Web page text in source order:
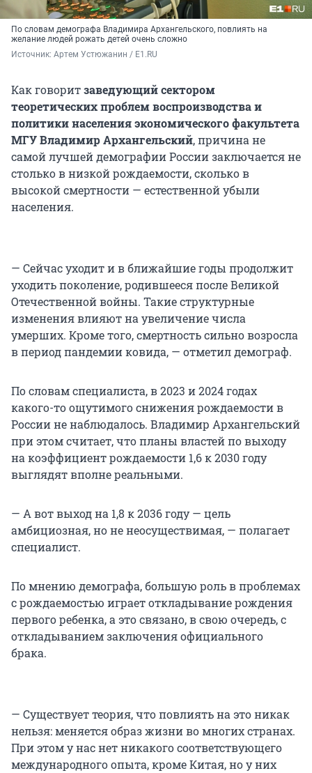
По словам демографа Владимира Архангельского, повлиять на
желание людей рожать детей очень сложно
Источник: Артем Устюжанин / E1.RU
Как говоритзаведующий сектором
теоретических проблем воспроизводства и
политики населения экономического факультета
МГУ Владимир Архангельский, причина не
самой лучшей демографии России заключается не
столько в низкой рождаемости, сколько в
высокой смертности — естественной убыли
населения.
— Сейчас уходит и в ближайшие годы продолжит
уходить поколение, родившееся после Великой
Отечественной войны. Такие структурные
изменения влияют на увеличение числа
умерших. Кроме того, смертность сильно возросла
в период пандемии ковида, — отметил демограф.
По словам специалиста, в 2023 и 2024 годах
какого-то ощутимого снижения рождаемости в
России не наблюдалось. Владимир Архангельский
при этом считает, что планы властей по выходу
на коэффициент рождаемости 1,6 к 2030 году
выглядят вполне реальными.
— А вот выход на 1,8 к 2036 году — цель
амбициозная, но не неосуществимая, — полагает
специалист.
По мнению демографа, большую роль в проблемах
с рождаемостью играет откладывание рождения
первого ребенка, а это связано, в свою очередь, с
откладыванием заключения официального
брака.
— Существует теория, что повлиять на это никак
нельзя: меняется образ жизни во многих странах.
При этом у нас нет никакого соответствующего
международного опыта, кроме Китая, но у них